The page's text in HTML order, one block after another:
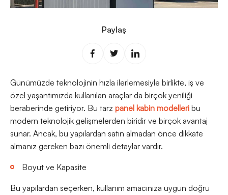
Paylaş
Günümüzde teknolojinin hızla ilerlemesiyle birlikte, iş ve
özel yaşantımızda kullanılan araçlar da birçok yeniliği
beraberinde getiriyor. Bu tarz panel kabin modelleri bu
modern teknolojik gelişmelerden biridir ve birçok avantaj
sunar. Ancak, bu yapılardan satın almadan önce dikkate
almanız gereken bazı önemli detaylar vardır.
Boyut ve Kapasite
Bu yapılardan seçerken, kullanım amacınıza uygun doğru